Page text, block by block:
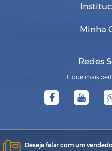
Minha
Redes
Fique mais
Deseja falar com um